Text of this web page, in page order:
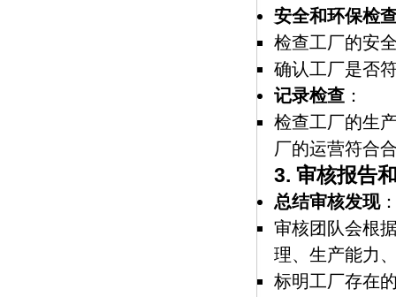
安全和环保检
检查工厂的安
确认工厂是否
记录检查 ：
检查工厂的生
厂的运营符合
3. 审核报告
总结审核发现
审核团队会根
理、生产能力
标明工厂存在